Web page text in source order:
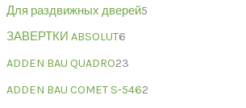
Для раздвижных дверей5
ЗАВЕРТКИ ABSOLUT6
ADDEN BAU QUADRO23
ADDEN BAU COMET S-5462